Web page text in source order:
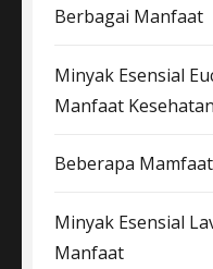
Berbagai Manfaat
Minyak Esensial
Manfaat Kesehatan
Beberapa
Minyak Esensial
Manfaat